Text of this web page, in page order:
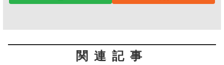
関連記事